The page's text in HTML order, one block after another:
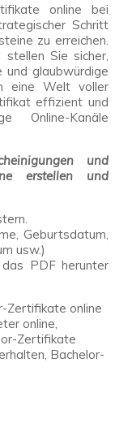
online bei
Schritt
zu erreichen.
Sie sicher,
glaubwürdige
eine Welt voller
effizient und
Online-Kanäle
und
erstellen und
Geburtsdatum,
usw.)
PDF herunter
Zertifikate online
online,
Zertifikate
Bachelor-